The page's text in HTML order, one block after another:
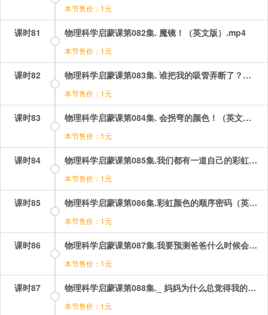
本节售价：1元
课时81 物理科学启蒙课第082集. 魔镜！（英文版）.mp4
本节售价：1元
课时82 物理科学启蒙课第083集. 谁把我的吸管弄断了？（英文版）.mp4
本节售价：1元
课时83 物理科学启蒙课第084集. 会拐弯的颜色！（英文版）.mp4
本节售价：1元
课时84 物理科学启蒙课第085集.我们都有一道自己的彩虹（英文版）.mp4
本节售价：1元
课时85 物理科学启蒙课第086集.彩虹颜色的顺序密码（英文版）.mp4
本节售价：1元
课时86 物理科学启蒙课第087集.我要预测爸爸什么时候会打屁股！（英文版）.mp4
本节售价：1元
课时87 物理科学启蒙课第088集._ 妈妈为什么总觉得我的房间乱？（英文版）.mp4
本节售价：1元